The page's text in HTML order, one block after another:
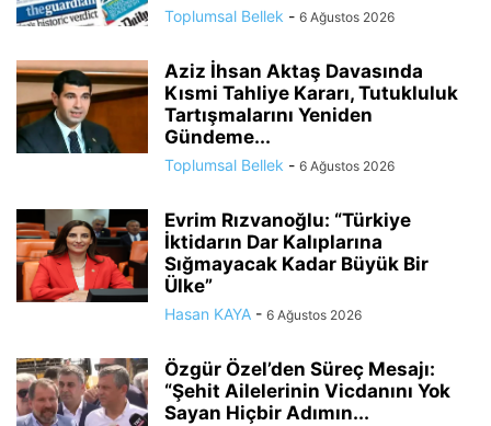
Toplumsal Bellek - 6 Ağustos 2026
Aziz İhsan Aktaş Davasında
Kısmi Tahliye Kararı, Tutukluluk
Tartışmalarını Yeniden
Gündeme...
Toplumsal Bellek - 6 Ağustos 2026
Evrim Rızvanoğlu: “Türkiye
İktidarın Dar Kalıplarına
Sığmayacak Kadar Büyük Bir
Ülke”
Hasan KAYA - 6 Ağustos 2026
Özgür Özel’den Süreç Mesajı:
“Şehit Ailelerinin Vicdanını Yok
Sayan Hiçbir Adımın...